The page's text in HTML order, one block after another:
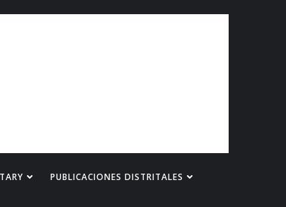
PUBLICACIONES DISTRITALES